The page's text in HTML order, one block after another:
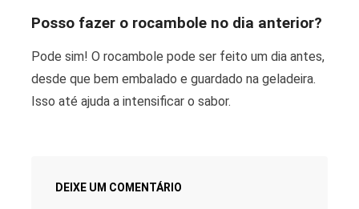
Posso fazer o rocambole no dia anterior?
Pode sim! O rocambole pode ser feito um dia antes,
desde que bem embalado e guardado na geladeira.
Isso até ajuda a intensificar o sabor.
DEIXE UM COMENTÁRIO